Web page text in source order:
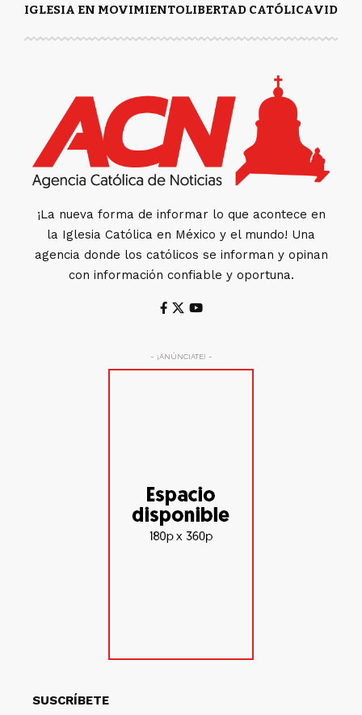
IGLESIA EN MOVIMIENTOLIBERTAD CATÓLICAVIDA
¡La nueva forma de informar lo que acontece en
la Iglesia Católica en México y el mundo! Una
agencia donde los católicos se informan y opinan
con información confiable y oportuna.
- ¡ANÚNCIATE! -
SUSCRÍBETE